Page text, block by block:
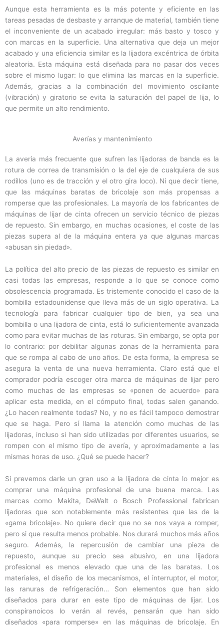
Aunque esta herramienta es la más potente y eficiente en las
tareas pesadas de desbaste y arranque de material, también tiene
el inconveniente de un acabado irregular: más basto y tosco y
con marcas en la superficie. Una alternativa que deja un mejor
acabado y una eficiencia similar es la lijadora excéntrica de órbita
aleatoria. Esta máquina está diseñada para no pasar dos veces
sobre el mismo lugar: lo que elimina las marcas en la superficie.
Además, gracias a la combinación del movimiento oscilante
(vibración) y giratorio se evita la saturación del papel de lija, lo
que permite un alto rendimiento.
Averías y mantenimiento
La avería más frecuente que sufren las lijadoras de banda es la
rotura de correa de transmisión o la del eje de cualquiera de sus
rodillos (uno es de tracción y el otro gira loco). Ni que decir tiene,
que las máquinas baratas de bricolaje son más propensas a
romperse que las profesionales. La mayoría de los fabricantes de
máquinas de lijar de cinta ofrecen un servicio técnico de piezas
de repuesto. Sin embargo, en muchas ocasiones, el coste de las
piezas supera al de la máquina entera ya que algunas marcas
«abusan sin piedad».
La política del alto precio de las piezas de repuesto es similar en
casi todas las empresas, responde a lo que se conoce como
obsolescencia programada. Es tristemente conocido el caso de la
bombilla estadounidense que lleva más de un siglo operativa. La
tecnología para fabricar cualquier tipo de bien, ya sea una
bombilla o una lijadora de cinta, está lo suficientemente avanzada
como para evitar muchas de las roturas. Sin embargo, se opta por
lo contrario: por debilitar algunas zonas de la herramienta para
que se rompa al cabo de uno años. De esta forma, la empresa se
asegura la venta de una nueva herramienta. Claro está que el
comprador podría escoger otra marca de máquinas de lijar pero
como muchas de las empresas se «ponen de acuerdo» para
aplicar esta medida, en el cómputo final, todas salen ganando.
¿Lo hacen realmente todas? No, y no es fácil tampoco demostrar
que se haga. Pero sí llama la atención como muchas de las
lijadoras, incluso si han sido utilizadas por diferentes usuarios, se
rompen con el mismo tipo de avería, y aproximadamente a las
mismas horas de uso. ¿Qué se puede hacer?
Si prevemos darle un gran uso a la lijadora de cinta lo mejor es
comprar una máquina profesional de una buena marca. Las
marcas como Makita, DeWalt o Bosch Professional fabrican
lijadoras que son notablemente más resistentes que las de la
«gama bricolaje». No quiere decir que no se nos vaya a romper,
pero si que resulta menos probable. Nos durará muchos más años
seguro. Además, la repercusión de cambiar una pieza de
repuesto, aunque su precio sea abusivo, en una lijadora
profesional es menos elevado que una de las baratas. Los
materiales, el diseño de los mecanismos, el interruptor, el motor,
las ranuras de refrigeración… Son elementos que han sido
diseñados para durar en este tipo de máquinas de lijar. Los
conspiranoicos lo verán al revés, pensarán que han sido
diseñados «para romperse» en las máquinas de bricolaje. En